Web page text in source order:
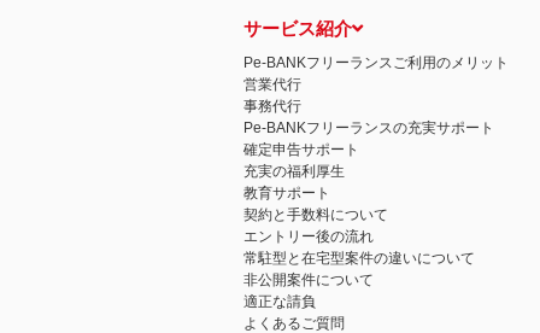
サービス紹介
Pe-BANKフリーランスご利用のメリット
営業代行
事務代行
Pe-BANKフリーランスの充実サポート
確定申告サポート
充実の福利厚生
教育サポート
契約と手数料について
エントリー後の流れ
常駐型と在宅型案件の違いについて
非公開案件について
適正な請負
よくあるご質問